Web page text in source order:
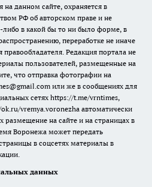
данном сайте, охраняется в
РФ об авторском праве и не
в какой бы то ни было форме, в
переработке не иначе
Редакция портала не
пользователей, размещенные на
что отправка фотографии на
или же в сообщениях для
сетях https://t.me/vrntimes,
vremya.voronezha автоматически
размещение на сайте и на страницах в
Воронежа может передать
в соцсетях материалы в
данных